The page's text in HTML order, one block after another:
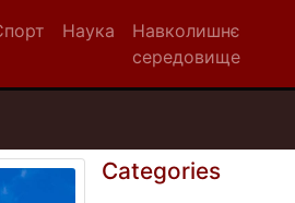
Наука
Навколишнє
середовище
Categories